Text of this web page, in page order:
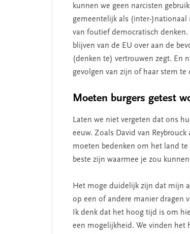
kunnen we geen narcisten
gemeentelijk als (inter-)nationaal
van foutief democratisch denken.
blijven van de EU over aan de
(denken te) vertrouwen zegt. En
gevolgen van zijn of haar stem
Moeten burgers getest
Laten we niet vergeten dat ons
eeuw. Zoals David van
moeten bedenken om het land
beste zijn waarmee je zou kunnen
Het moge duidelijk zijn dat mijn
op een of andere manier dragen
Ik denk dat het hoog tijd is om
een mogelijkheid. We vinden het